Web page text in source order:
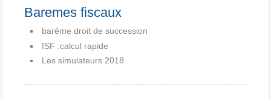
Baremes fiscaux
barême droit de succession
ISF :calcul rapide
Les simulateurs 2018